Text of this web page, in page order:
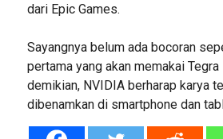
dari Epic Games.
Sayangnya belum ada bocoran
pertama yang akan memakai Tegra
demikian, NVIDIA berharap karya
dibenamkan di smartphone dan